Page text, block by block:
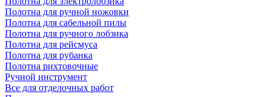
Полотна для ручной ножовки
Полотна для сабельной пилы
Полотна для ручного лобзика
Полотна для рейсмуса
Полотна для рубанка
Полотна рихтовочные
Ручной инструмент
Все для отделочных работ